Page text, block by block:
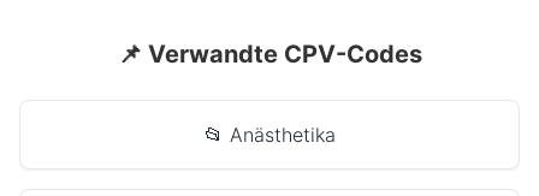
📌 Verwandte CPV-Codes
📂 Anästhetika